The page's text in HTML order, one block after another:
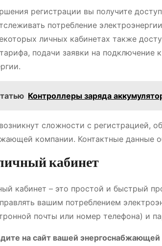
регистрации вы получите
потребление
личных кабинетах также
подачи заявки на подключение
Контроллеры заряда
сложности с регистрацией,
компании. Контактные данные
кабинет
кабинет – это простой и быстрый
вашим потреблением
почты или номер телефона) и
на сайт вашей энергоснабжающей